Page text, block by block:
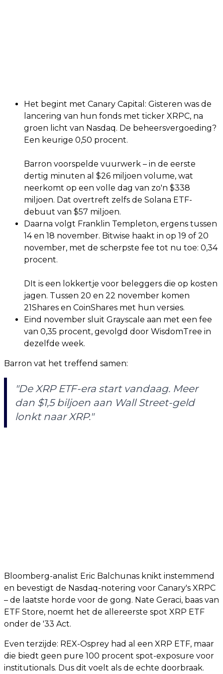
Het begint met Canary Capital: Gisteren was de
lancering van hun fonds met ticker XRPC, na
groen licht van Nasdaq. De beheersvergoeding?
Een keurige 0,50 procent.
Barron voorspelde vuurwerk – in de eerste
dertig minuten al $26 miljoen volume, wat
neerkomt op een volle dag van zo'n $338
miljoen. Dat overtreft zelfs de Solana ETF-
debuut van $57 miljoen.
Daarna volgt Franklin Templeton, ergens tussen
14 en 18 november. Bitwise haakt in op 19 of 20
november, met de scherpste fee tot nu toe: 0,34
procent.
DIt is een lokkertje voor beleggers die op kosten
jagen. Tussen 20 en 22 november komen
21Shares en CoinShares met hun versies.
Eind november sluit Grayscale aan met een fee
van 0,35 procent, gevolgd door WisdomTree in
dezelfde week.
Barron vat het treffend samen:
"De XRP ETF-era start vandaag. Meer
dan $1,5 biljoen aan Wall Street-geld
lonkt naar XRP."
Bloomberg-analist Eric Balchunas knikt instemmend
en bevestigt de Nasdaq-notering voor Canary's XRPC
– de laatste horde voor de gong. Nate Geraci, baas van
ETF Store, noemt het de allereerste spot XRP ETF
onder de '33 Act.
Even terzijde: REX-Osprey had al een XRP ETF, maar
die biedt geen pure 100 procent spot-exposure voor
institutionals. Dus dit voelt als de echte doorbraak.